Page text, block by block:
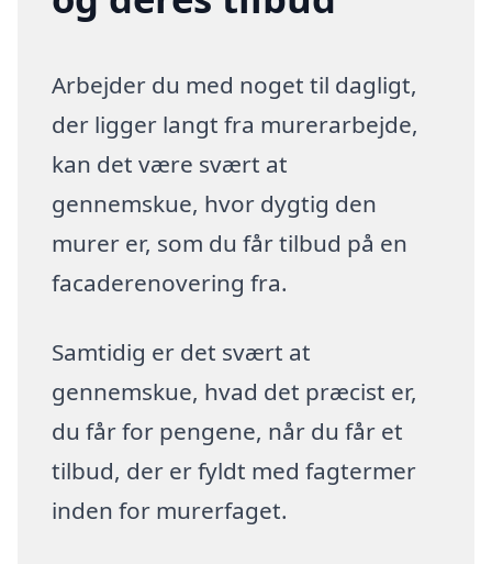
Arbejder du med noget til dagligt,
der ligger langt fra murerarbejde,
kan det være svært at
gennemskue, hvor dygtig den
murer er, som du får tilbud på en
facaderenovering fra.
Samtidig er det svært at
gennemskue, hvad det præcist er,
du får for pengene, når du får et
tilbud, der er fyldt med fagtermer
inden for murerfaget.